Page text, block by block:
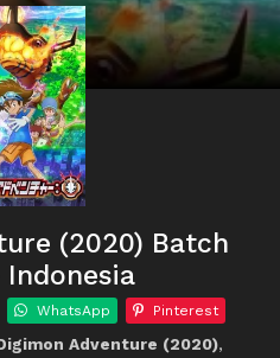
(2020) Batch
WhatsApp Pinterest
Adventure (2020),